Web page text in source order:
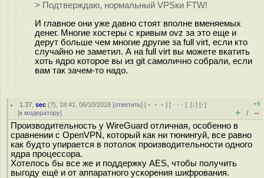
> Подтверждаю, нормальный VPSки FTW!
И главное они уже давно стоят вполне вменяемых
денег. Многие хостеры с кривым ovz за это еще и
дерут больше чем многие другие за full virt, если кто
случайно не заметил. А на full virt вы можете вкатить
хоть ядро которое вы из git самолично собрали, если
вам так зачем-то надо.
1.37 ,sec (?), 18:41, 06/10/2018 [ответить] [ ﹢﹢﹢] [ · · ·][↓] [↑]
[к модератору]
+5
+ / –
Производительность у WireGuard отличная, особенно в
сравнении с OpenVPN, который как ни тюнингуй, все равно
как будто упирается в потолок производительности одного
ядра процессора.
Хотелось бы все же и поддержку AES, чтобы получить
выгоду ещё и от аппаратного ускорения шифрования.